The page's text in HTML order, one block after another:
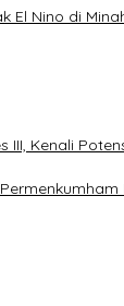
El Nino di
III, Kenali